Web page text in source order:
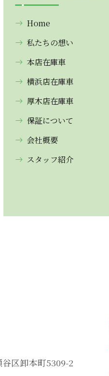
Home
私たちの想い
本店在庫車
横浜店在庫車
厚木店在庫車
保証について
会社概要
スタッフ紹介
区卸本町5309-2